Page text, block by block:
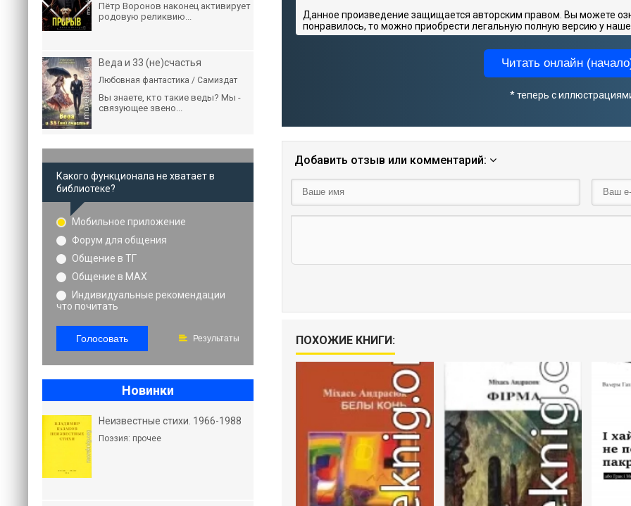
Данное произведение защищается авторским правом. Вы можете
понравилось, то можно приобрести легальную полную версию у
Читать онлайн
* теперь с
Добавить отзыв или комментарий:
ПОХОЖИЕ КНИГИ:
Пётр Воронов наконец активирует
родовую реликвию...
Веда и 33 (не)счастья
Любовная фантастика / Самиздат
Вы знаете, кто такие веды? Мы -
связующее звено...
Какого функционала не хватает в
библиотеке?
Мобильное приложение
Форум для общения
Общение в ТГ
Общение в MAX
Индивидуальные рекомендации
что почитать
Голосовать Результаты
Новинки
Неизвестные стихи. 1966-1988
Поэзия: прочее